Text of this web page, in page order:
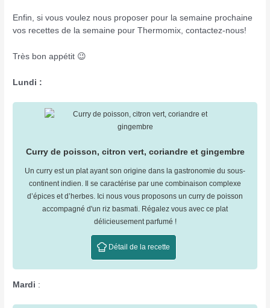
Enfin, si vous voulez nous proposer pour la semaine prochaine
vos recettes de la semaine pour Thermomix, contactez-nous!
Très bon appétit 😉
Lundi :
Curry de poisson, citron vert, coriandre et gingembre
Un curry est un plat ayant son origine dans la gastronomie du sous-
continent indien. Il se caractérise par une combinaison complexe
d’épices et d’herbes. Ici nous vous proposons un curry de poisson
accompagné d'un riz basmati. Régalez vous avec ce plat
délicieusement parfumé !
Détail de la recette
Mardi :